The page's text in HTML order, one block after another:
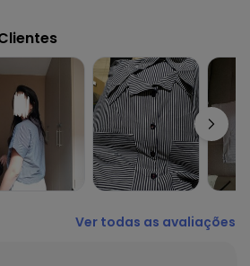
fio tinto 150g 50% algodão, 50%
- fio tinto
Ver todas as avaliações